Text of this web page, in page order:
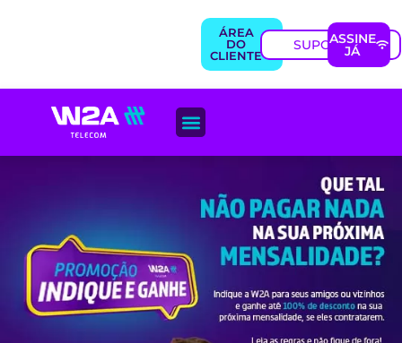
ÁREA
DO
CLIENTE
SUPORTE
ASSINE
JÁ